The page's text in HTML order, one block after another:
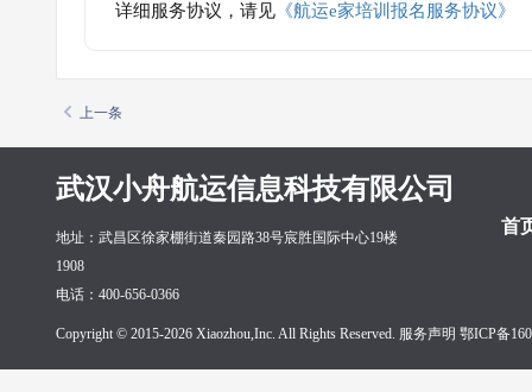
详细服务协议，请见 《航运e家培训报名服务协议》
上一条
武汉小舟航运信息科技有限公司
首
地址：武昌区徐家棚街道秦园路38号宸胜国际中心19楼
1908
电话：400-656-0366
Copyright © 2015-2026 Xiaozhou,Inc. All Rights Reserved. 服务声明 鄂ICP备